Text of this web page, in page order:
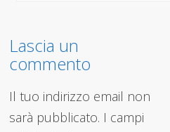
Lascia un
commento
Il tuo indirizzo email non
sarà pubblicato. I campi